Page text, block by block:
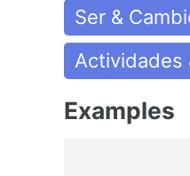
Ser &
Actividades
Examples